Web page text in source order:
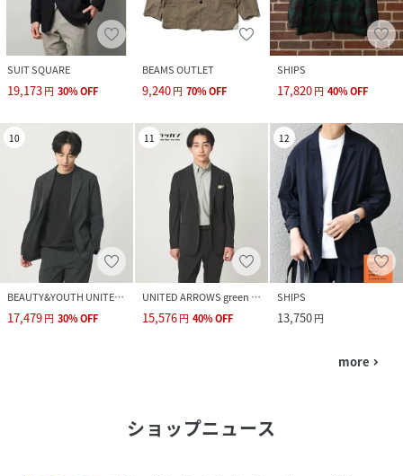
SUIT SQUARE
19,173円 30%OFF
BEAMS OUTLET
9,240円 70%OFF
SHIPS
17,820円 40%OFF
10
BEAUTY&YOUTH UNITED ARROWS
17,479円 30%OFF
11
UNITED ARROWS green label relaxing
15,576円 40%OFF
12
SHIPS
13,750円
more navigate_next
ショップニュース